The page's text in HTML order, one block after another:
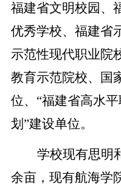
福建省文明校园、
优秀学校、福建省
示范性现代职业院
教育示范院校、国
位、“福建省高水
划”建设单位。
学校现有思明
余亩，现有航海学